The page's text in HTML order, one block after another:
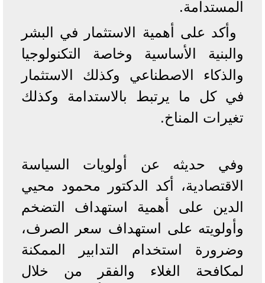
المستدامة.
وأكد على أهمية الاستثمار في البشر
والبنية الأساسية وخاصة التكنولوجيا
والذكاء الاصطناعي وكذلك الاستثمار
في كل ما يرتبط بالاستدامة وكذلك
تغيرات المناخ.
وفي حديثه عن أولويات السياسة
الاقتصادية، أكد الدكتور محمود محيي
الدين على أهمية استهداف التضخم
وأولويته على استهداف سعر الصرف،
وضرورة استخدام التدابير الممكنة
لمكافحة الغلاء والفقر من خلال